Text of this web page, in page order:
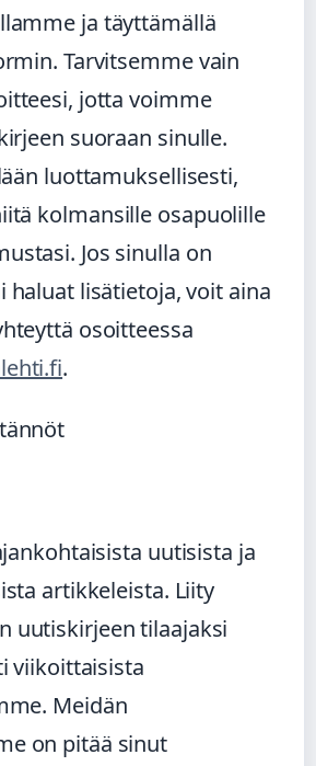
ja täyttämällä
Tarvitsemme vain
jotta voimme
suoraan sinulle.
luottamuksellisesti,
kolmansille osapuolille
Jos sinulla on
haluat lisätietoja, voit aina
osoitteessa
.
uutisista ja
artikkeleista. Liity
uutiskirjeen tilaajaksi
viikoittaisista
Meidän
on pitää sinut